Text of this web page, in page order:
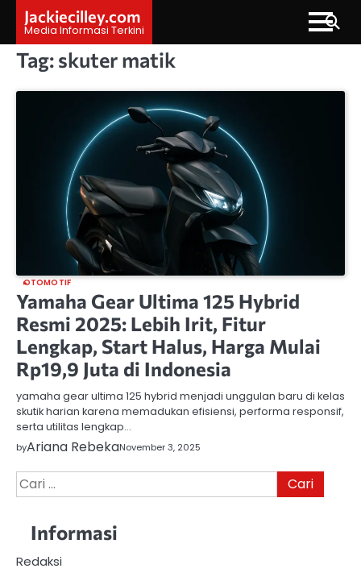
content
Jackiecilley.com
Media Informasi Terkini
Tag:skuter matik
OTOMOTIF
Yamaha Gear Ultima 125 Hybrid
Resmi 2025: Lebih Irit, Fitur
Lengkap, Start Halus, Harga Mulai
Rp19,9 Juta di Indonesia
yamaha gear ultima 125 hybrid menjadi unggulan baru di kelas
skutik harian karena memadukan efisiensi, performa responsif,
serta utilitas lengkap…
byAriana RebekaNovember 3, 2025
Cari
untuk:
Informasi
Redaksi